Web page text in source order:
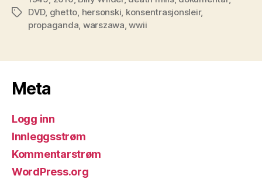
Stikkord
DVD, ghetto hersonski konsentrasjonsleir,
propaganda warszawa ,wwii
Meta
Logg inn
Innleggsstrøm
Kommentarstrøm
WordPress.org